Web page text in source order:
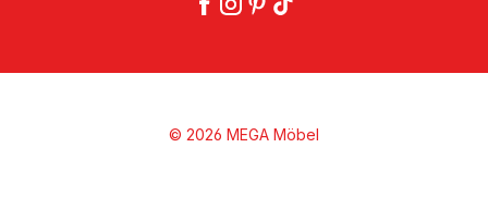
© 2026 MEGA Möbel